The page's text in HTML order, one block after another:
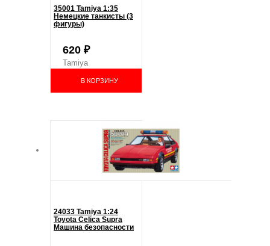
35001 Tamiya 1:35
Немецкие танкисты (3
фигуры)
620 ₽
Tamiya
В КОРЗИНУ
24033 Tamiya 1:24
Toyota Celica Supra
Машина безопасности